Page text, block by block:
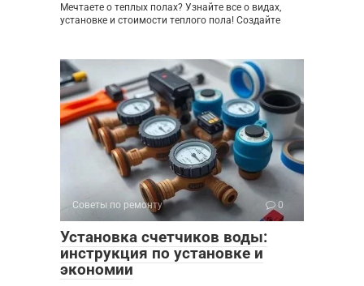
Мечтаете о теплых полах? Узнайте все о видах,
установке и стоимости теплого пола! Создайте
Советы по ремонту 0
Установка счетчиков воды:
инструкция по установке и
экономии